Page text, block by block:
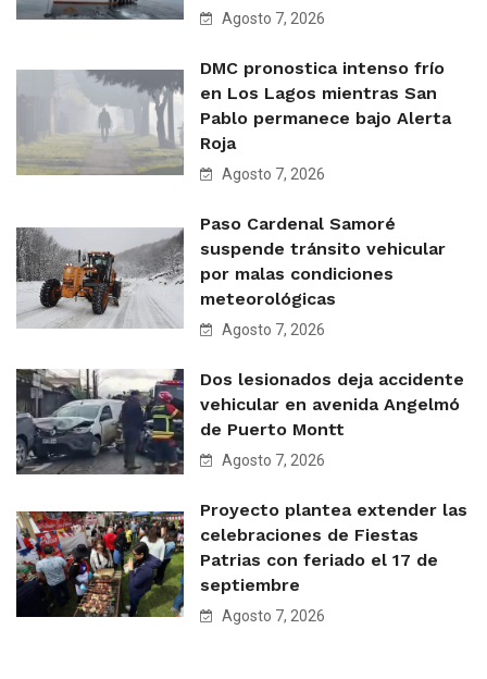
Agosto 7, 2026
DMC pronostica intenso frío
en Los Lagos mientras San
Pablo permanece bajo Alerta
Roja
Agosto 7, 2026
Paso Cardenal Samoré
suspende tránsito vehicular
por malas condiciones
meteorológicas
Agosto 7, 2026
Dos lesionados deja accidente
vehicular en avenida Angelmó
de Puerto Montt
Agosto 7, 2026
Proyecto plantea extender las
celebraciones de Fiestas
Patrias con feriado el 17 de
septiembre
Agosto 7, 2026